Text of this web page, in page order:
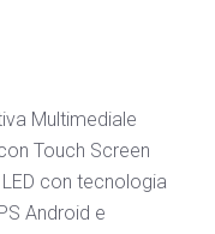
Multimediale
Touch Screen
LED con tecnologia
Android e